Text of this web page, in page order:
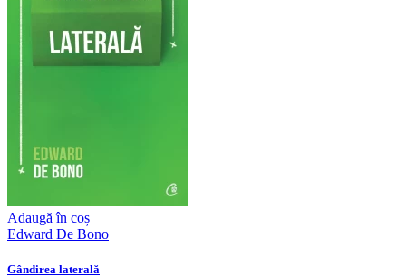
Adaugă în coș
Edward De Bono
Gândirea laterală